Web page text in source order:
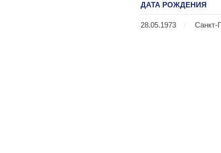
ДАТА РОЖДЕНИЯ
28.05.1973 / Санкт-